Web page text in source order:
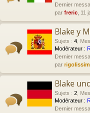
Dernier
par freric , 11
Blake y
Sujets : 4
Modérateur :
Dernier
par
Blake
Sujets : 2
Modérateur :
Dernier